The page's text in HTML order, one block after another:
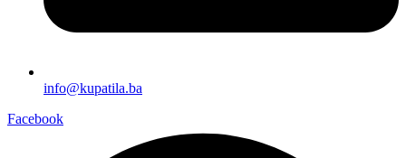
info@kupatila.ba
Facebook